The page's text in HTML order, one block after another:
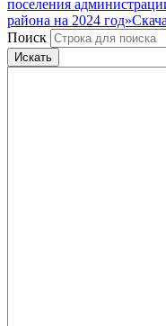
поселения
района на 2024 год»
Поиск
Искать